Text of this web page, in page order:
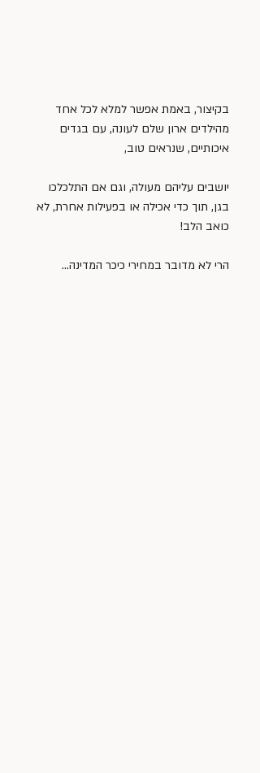
בקיצור, באמת אפשר למלא לכל אחד
מהילדים ארון שלם לעונה, עם בגדים
איכותיים, שנראים טוב,
יושבים עליהם מעולה, וגם אם התלכלכו
בגן, תוך כדי אכילה או בפעילות אחרת, לא
כואב הלב!
הרי לא מדובר במחירי כיכר המדינה…